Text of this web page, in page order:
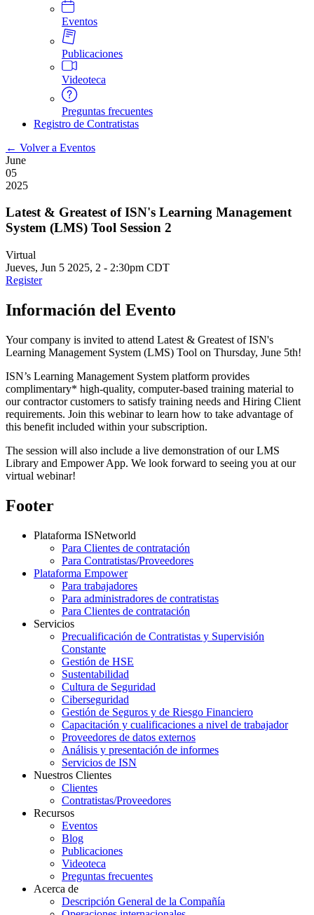
Eventos
Publicaciones
Videoteca
Preguntas frecuentes
Registro de Contratistas
← Volver a Eventos
June
05
2025
Latest & Greatest of ISN's Learning Management
System (LMS) Tool Session 2
Virtual
Jueves, Jun 5 2025, 2 - 2:30pm CDT
Register
Información del Evento
Your company is invited to attend Latest & Greatest of ISN's
Learning Management System (LMS) Tool on Thursday, June 5th!
ISN’s Learning Management System platform provides
complimentary* high-quality, computer-based training material to
our contractor customers to satisfy training needs and Hiring Client
requirements. Join this webinar to learn how to take advantage of
this benefit included within your subscription.
The session will also include a live demonstration of our LMS
Library and Empower App. We look forward to seeing you at our
virtual webinar!
Footer
Plataforma ISNetworld
Para Clientes de contratación
Para Contratistas/Proveedores
Plataforma Empower
Para trabajadores
Para administradores de contratistas
Para Clientes de contratación
Servicios
Precualificación de Contratistas y Supervisión
Constante
Gestión de HSE
Sustentabilidad
Cultura de Seguridad
Ciberseguridad
Gestión de Seguros y de Riesgo Financiero
Capacitación y cualificaciones a nivel de trabajador
Proveedores de datos externos
Análisis y presentación de informes
Servicios de ISN
Nuestros Clientes
Clientes
Contratistas/Proveedores
Recursos
Eventos
Blog
Publicaciones
Videoteca
Preguntas frecuentes
Acerca de
Descripción General de la Compañía